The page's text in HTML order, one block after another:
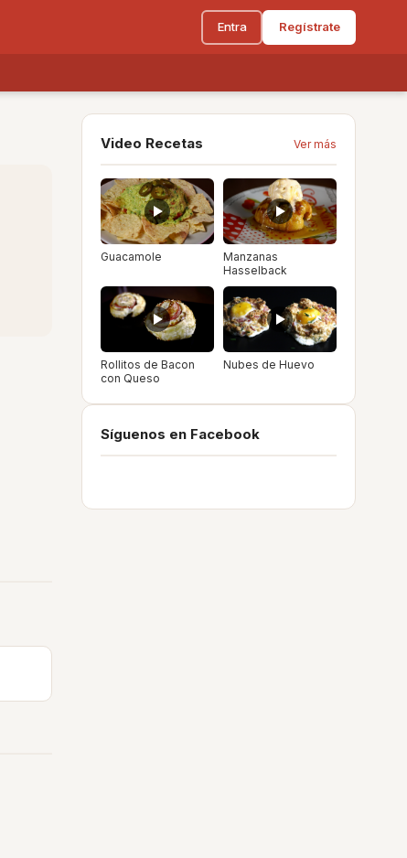
Entra Regístrate
Video Recetas Ver más
Guacamole
Manzanas
Hasselback
Rollitos de Bacon
con Queso
Nubes de Huevo
Síguenos en Facebook